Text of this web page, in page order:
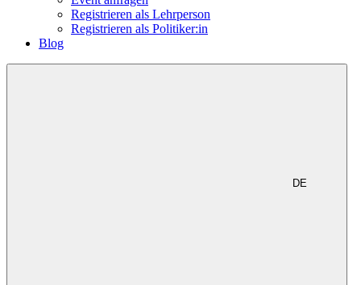
Registrieren als Lehrperson
Registrieren als Politiker:in
Blog
DE